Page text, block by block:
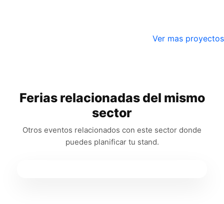
Ver mas proyectos
Ferias relacionadas del mismo
sector
Otros eventos relacionados con este sector donde
puedes planificar tu stand.